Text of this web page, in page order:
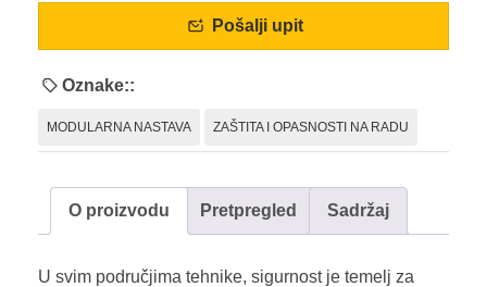
Pošalji upit
Oznake::
MODULARNA NASTAVA ZAŠTITA I OPASNOSTI NA RADU
O proizvodu Pretpregled Sadržaj
U svim područjima tehnike, sigurnost je temelj za